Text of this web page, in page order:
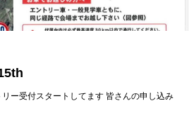
ー受付スタートしてます 皆さんの申し込み